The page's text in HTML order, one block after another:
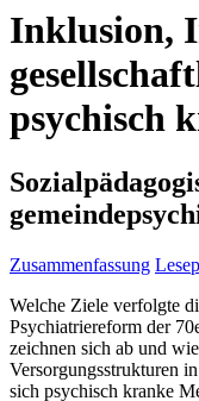
Inklusion,
psychisch
Zusammenfassung
Welche Ziele verfolgte
Psychiatriereform der
zeichnen sich ab und
Versorgungsstrukturen
sich psychisch kranke